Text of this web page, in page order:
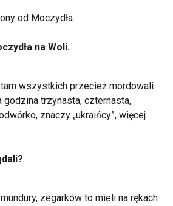
od Moczydła.
na Woli.
tam wszystkich przecież mordowali.
godzina trzynasta, czternasta,
znaczy „ukraińcy”, więcej
zegarków to mieli na rękach